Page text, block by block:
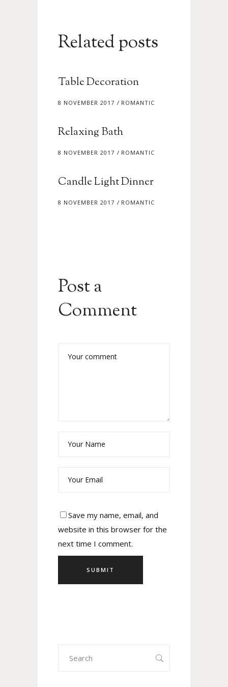
Related posts
Table Decoration
8 NOVEMBER 2017 ROMANTIC
Relaxing Bath
8 NOVEMBER 2017 ROMANTIC
Candle Light Dinner
8 NOVEMBER 2017 ROMANTIC
Post a
Comment
Save my name, email, and
website in this browser for the
next time I comment.